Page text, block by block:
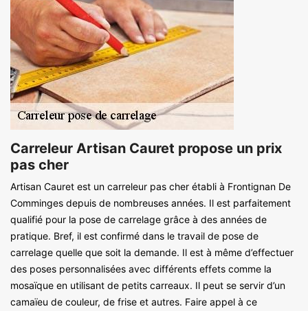
Carreleur Artisan Cauret propose un prix
pas cher
Artisan Cauret est un carreleur pas cher établi à Frontignan De
Comminges depuis de nombreuses années. Il est parfaitement
qualifié pour la pose de carrelage grâce à des années de
pratique. Bref, il est confirmé dans le travail de pose de
carrelage quelle que soit la demande. Il est à même d’effectuer
des poses personnalisées avec différents effets comme la
mosaïque en utilisant de petits carreaux. Il peut se servir d’un
camaïeu de couleur, de frise et autres. Faire appel à ce